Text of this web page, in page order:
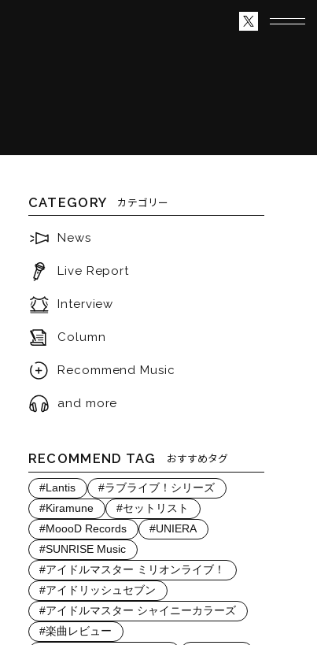
CATEGORY カテゴリー
News
Live Report
Interview
Column
Recommend Music
and more
RECOMMEND TAG おすすめタグ
#Lantis
#ラブライブ！シリーズ
#Kiramune
#セットリスト
#MoooD Records
#UNIERA
#SUNRISE Music
#アイドルマスター ミリオンライブ！
#アイドリッシュセブン
#アイドルマスター シャイニーカラーズ
#楽曲レビュー